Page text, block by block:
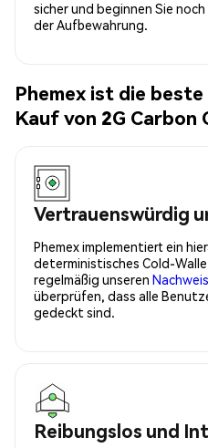
sicher und beginnen Sie
der Aufbewahrung.
Phemex ist die
Kauf von 2G Carbon
Vertrauenswürdig
Phemex implementiert ein
deterministisches Cold-
regelmäßig unseren
überprüfen, dass alle
gedeckt sind.
Reibungslos und